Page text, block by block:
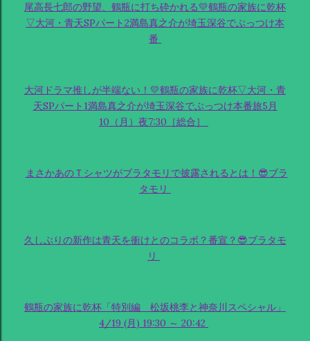
尾高長七郎の野望、鶴瓶に打ち砕かれる💛鶴瓶の家族に乾杯
▽大河・青天SPパート2満島真之介が埼玉深谷でぶっつけ本
番
大河ドラマ推しが半端ない！💛鶴瓶の家族に乾杯▽大河・青
天SPパート1満島真之介が埼玉深谷でぶっつけ本番旅5月
10（月）夜7:30［総合］
まさかあのＴシャツがブラタモリで披露されるとは！😎ブラ
タモリ
久しぶりの新作は青天を衝けとのコラボ？番宣？😎ブラタモ
リ
鶴瓶の家族に乾杯「特別編 松坂桃李と神奈川スペシャル」
4/19 (月) 19:30 ～ 20:42